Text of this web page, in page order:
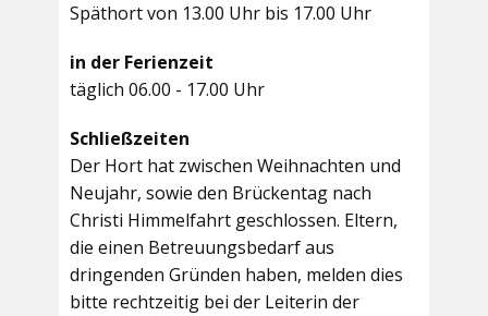
Späthort von 13.00 Uhr bis 17.00 Uhr
in der Ferienzeit
täglich 06.00 - 17.00 Uhr
Schließzeiten
Der Hort hat zwischen Weihnachten und
Neujahr, sowie den Brückentag nach
Christi Himmelfahrt geschlossen. Eltern,
die einen Betreuungsbedarf aus
dringenden Gründen haben, melden dies
bitte rechtzeitig bei der Leiterin der